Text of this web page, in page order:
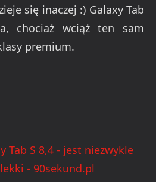
się inaczej :) Galaxy Tab
chociaż wciąż ten sam
premium.